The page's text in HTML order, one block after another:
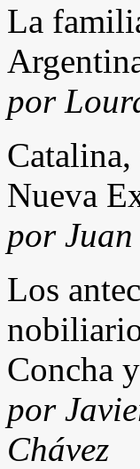
La
por
Nueva
por
Los
Concha
por
Chávez